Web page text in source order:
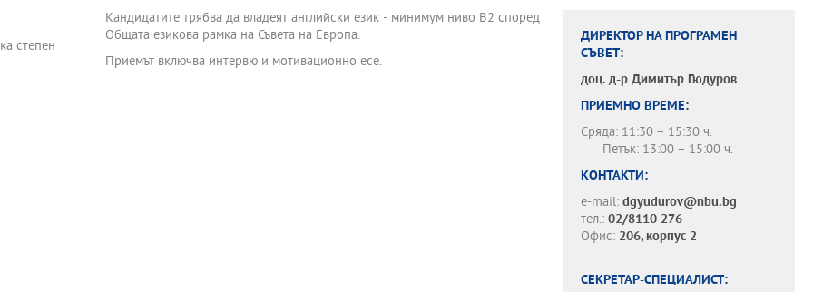
образователни стандарти.
степен
Кандидатите трябва да владеят английски език - минимум ниво B2 според
Общата езикова рамка на Съвета на Европа.
Приемът включва интервю и мотивационно есе.
ДИРЕКТОР НА ПРОГРАМЕН
СЪВЕТ:
доц. д-р Димитър Гюдуров
ПРИЕМНО ВРЕМЕ:
Сряда: 11:30 – 15:30 ч.
Петък: 13:00 – 15:00 ч.
КОНТАКТИ:
e-mail: dgyudurov@nbu.bg
тел.: 02/8110 276
Офис: 206, корпус 2
СЕКРЕТАР-СПЕЦИАЛИСТ: